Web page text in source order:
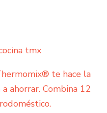
te hace la
ahorrar. Combina 12